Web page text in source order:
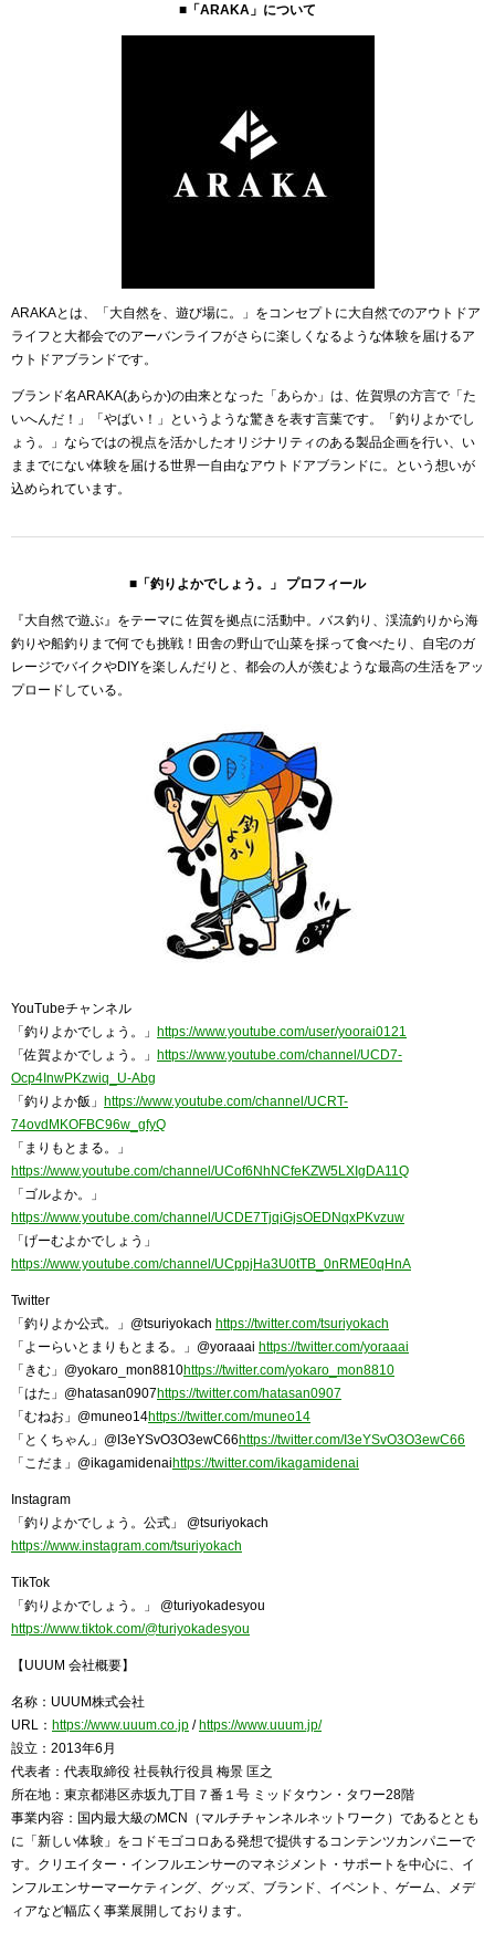
■「ARAKA」について
ARAKAとは、「大自然を、遊び場に。」をコンセプトに大自然でのアウトドア
ライフと大都会でのアーバンライフがさらに楽しくなるような体験を届けるア
ウトドアブランドです。
ブランド名ARAKA(あらか)の由来となった「あらか」は、佐賀県の方言で「た
いへんだ！」「やばい！」というような驚きを表す言葉です。「釣りよかでし
ょう。」ならではの視点を活かしたオリジナリティのある製品企画を行い、い
ままでにない体験を届ける世界一自由なアウトドアブランドに。という想いが
込められています。
■「釣りよかでしょう。」 プロフィール
『大自然で遊ぶ』をテーマに 佐賀を拠点に活動中。バス釣り、渓流釣りから海
釣りや船釣りまで何でも挑戦！田舎の野山で山菜を採って食べたり、自宅のガ
レージでバイクやDIYを楽しんだりと、都会の人が羨むような最高の生活をアッ
プロードしている。
YouTubeチャンネル
「釣りよかでしょう。」 https://www.youtube.com/user/yoorai0121
「佐賀よかでしょう。」 https://www.youtube.com/channel/UCD7-
Ocp4InwPKzwiq_U-Abg
「釣りよか飯」 https://www.youtube.com/channel/UCRT-
74ovdMKOFBC96w_gfyQ
「まりもとまる。」
https://www.youtube.com/channel/UCof6NhNCfeKZW5LXIgDA11Q
「ゴルよか。」
https://www.youtube.com/channel/UCDE7TjqiGjsOEDNqxPKvzuw
「げーむよかでしょう」
https://www.youtube.com/channel/UCppjHa3U0tTB_0nRME0qHnA
Twitter
「釣りよか公式。」@tsuriyokach https://twitter.com/tsuriyokach
「よーらいとまりもとまる。」@yoraaai https://twitter.com/yoraaai
「きむ」@yokaro_mon8810https://twitter.com/yokaro_mon8810
「はた」@hatasan0907https://twitter.com/hatasan0907
「むねお」@muneo14https://twitter.com/muneo14
「とくちゃん」@I3eYSvO3O3ewC66https://twitter.com/I3eYSvO3O3ewC66
「こだま」@ikagamidenaihttps://twitter.com/ikagamidenai
Instagram
「釣りよかでしょう。公式」 @tsuriyokach
https://www.instagram.com/tsuriyokach
TikTok
「釣りよかでしょう。」 @turiyokadesyou
https://www.tiktok.com/@turiyokadesyou
【UUUM 会社概要】
名称：UUUM株式会社
URL： https://www.uuum.co.jp /https://www.uuum.jp/
設立：2013年6月
代表者：代表取締役 社長執行役員 梅景 匡之
所在地：東京都港区赤坂九丁目７番１号 ミッドタウン・タワー28階
事業内容：国内最大級のMCN（マルチチャンネルネットワーク）であるととも
に「新しい体験」をコドモゴコロある発想で提供するコンテンツカンパニーで
す。クリエイター・インフルエンサーのマネジメント・サポートを中心に、イ
ンフルエンサーマーケティング、グッズ、ブランド、イベント、ゲーム、メデ
ィアなど幅広く事業展開しております。